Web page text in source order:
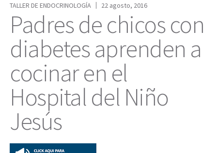
TALLER DE ENDOCRINOLOGÍA
22 agosto, 2016
Padres de chicos con
diabetes aprenden a
cocinar en el
Hospital del Niño
Jesús